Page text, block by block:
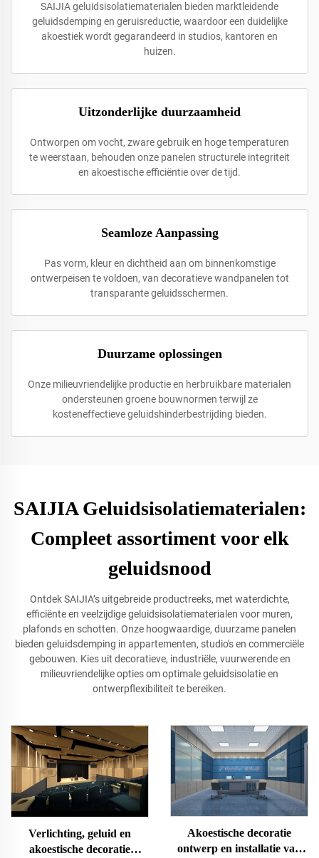
SAIJIA geluidsisolatiematerialen bieden marktleidende
geluidsdemping en geruisreductie, waardoor een duidelijke
akoestiek wordt gegarandeerd in studios, kantoren en
huizen.
Uitzonderlijke duurzaamheid
Ontworpen om vocht, zware gebruik en hoge temperaturen
te weerstaan, behouden onze panelen structurele integriteit
en akoestische efficiëntie over de tijd.
Seamloze Aanpassing
Pas vorm, kleur en dichtheid aan om binnenkomstige
ontwerpeisen te voldoen, van decoratieve wandpanelen tot
transparante geluidsschermen.
Duurzame oplossingen
Onze milieuvriendelijke productie en herbruikbare materialen
ondersteunen groene bouwnormen terwijl ze
kosteneffectieve geluidshinderbestrijding bieden.
SAIJIA Geluidsisolatiematerialen:
Compleet assortiment voor elk
geluidsnood
Ontdek SAIJIA’s uitgebreide productreeks, met waterdichte,
efficiënte en veelzijdige geluidsisolatiematerialen voor muren,
plafonds en schotten. Onze hoogwaardige, duurzame panelen
bieden geluidsdemping in appartementen, studio's en commerciële
gebouwen. Kies uit decoratieve, industriële, vuurwerende en
milieuvriendelijke opties om optimale geluidsisolatie en
ontwerpflexibiliteit te bereiken.
Verlichting, geluid en
akoestische decoratie
Akoestische decoratie
ontwerp en installatie van